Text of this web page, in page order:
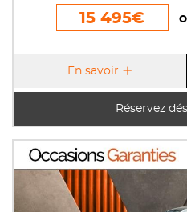
15 495€
Réservez
En savoir